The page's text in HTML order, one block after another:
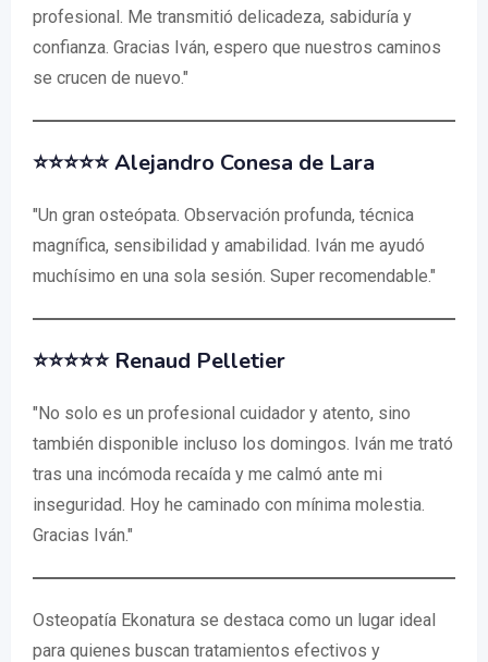
profesional. Me transmitió delicadeza, sabiduría y
confianza. Gracias Iván, espero que nuestros caminos
se crucen de nuevo."
⭐⭐⭐⭐⭐ Alejandro Conesa de Lara
"Un gran osteópata. Observación profunda, técnica
magnífica, sensibilidad y amabilidad. Iván me ayudó
muchísimo en una sola sesión. Super recomendable."
⭐⭐⭐⭐⭐ Renaud Pelletier
"No solo es un profesional cuidador y atento, sino
también disponible incluso los domingos. Iván me trató
tras una incómoda recaída y me calmó ante mi
inseguridad. Hoy he caminado con mínima molestia.
Gracias Iván."
Osteopatía Ekonatura se destaca como un lugar ideal
para quienes buscan tratamientos efectivos y